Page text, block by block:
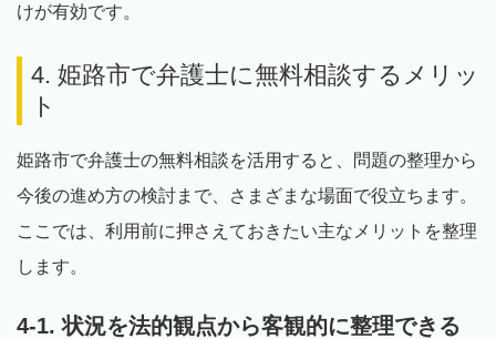
けが有効です。
4. 姫路市で弁護士に無料相談するメリッ
ト
姫路市で弁護士の無料相談を活用すると、問題の整理から
今後の進め方の検討まで、さまざまな場面で役立ちます。
ここでは、利用前に押さえておきたい主なメリットを整理
します。
4-1. 状況を法的観点から客観的に整理できる